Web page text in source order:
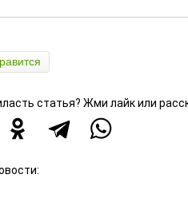
статья? Жми лайк или